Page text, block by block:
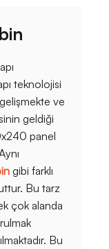
teknolojisi
ve
geldiği
panel
gibi farklı
Bu tarz
çok alanda
Bu